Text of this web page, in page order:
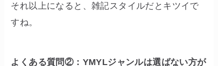
それ以上になると、雑記スタイルだとキツイで
すね。
よくある質問②：YMYLジャンルは選ばない方が